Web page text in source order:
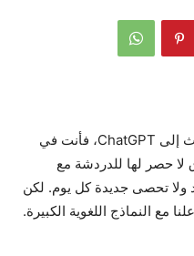
إذا كان كل ما تريده هو طريقة للتحدث إلى ChatGPT، فأنت في
لا حصر لها للدردشة مع
ولا تحصى جديدة كل يوم. لكن
مع النماذج اللغوية الكبيرة.